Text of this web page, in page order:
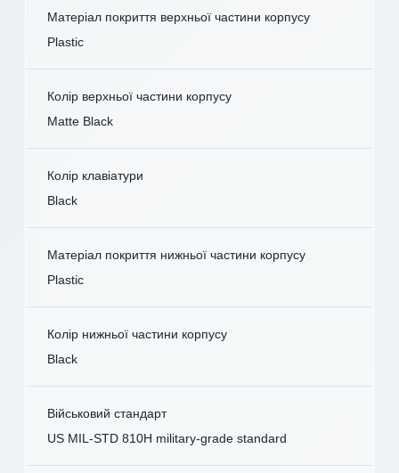
Матеріал покриття верхньої частини корпусу
Plastic
Колір верхньої частини корпусу
Matte Black
Колір клавіатури
Black
Матеріал покриття нижньої частини корпусу
Plastic
Колір нижньої частини корпусу
Black
Військовий стандарт
US MIL-STD 810H military-grade standard